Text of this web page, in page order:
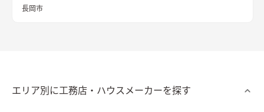
壁も目をひきます
長岡市
エリア別に工務店・ハウスメーカーを探す